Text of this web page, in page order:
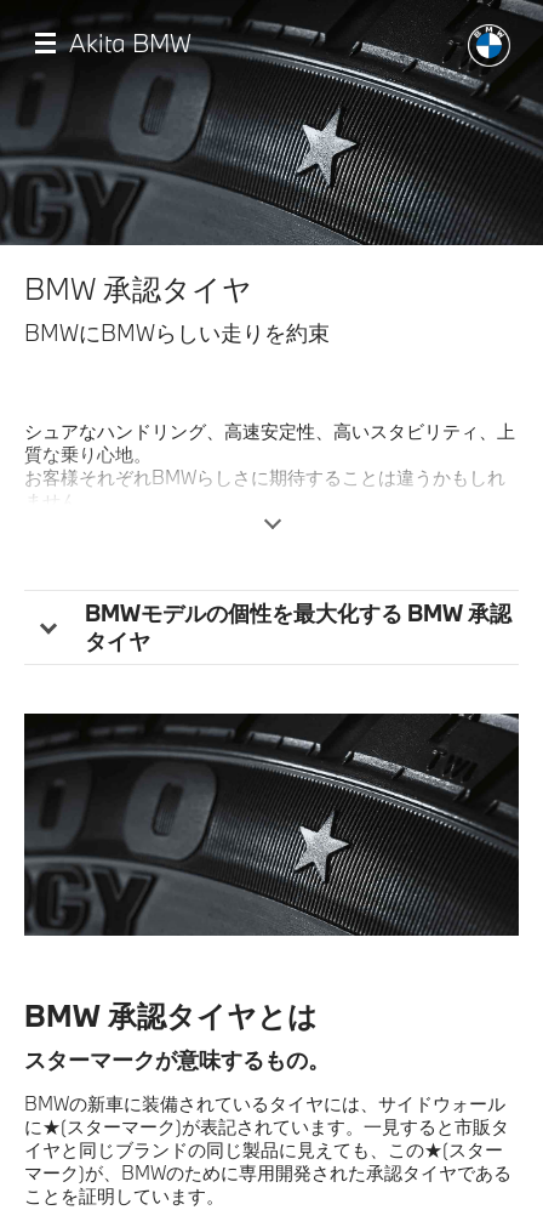
イ
ン
テ
ン
ツ
移
動
店舗一覧
モデル一覧
サービス
Akita BMW
BMW 承認タイヤ
BMWにBMWらしい走りを約束
シュアなハンドリング、高速安定性、高いスタビリティ、上
質な乗り心地。
お客様それぞれBMWらしさに期待することは違うかもしれ
ません。
しかしながら、どれが欠けても「駆けぬける歓び」は体現で
BMWのエンジニアたちは、こうしたお客様のご期待を裏切
ることがない様に、
タイヤをシャーシの一部として重視し、車両を設計、テスト
を繰り返し、市場へ送り出すべく開発を重ねています。
しかしながら、お客様の安全を守り、環境へのインパクトを
最小限にとどめ、
車のパフォーマンスを路面につたえることができないタイヤ
を、BMWは認めることはありません。
BMWモデルの個性を最大化する BMW 承認
タイヤ
BMW 承認タイヤとは
スターマークが意味するもの。
BMWの新車に装備されているタイヤには、サイドウォール
に★(スターマーク)が表記されています。一見すると市販タ
イヤと同じブランドの同じ製品に見えても、この★(スター
マーク)が、BMWのために専用開発された承認タイヤである
ことを証明しています。